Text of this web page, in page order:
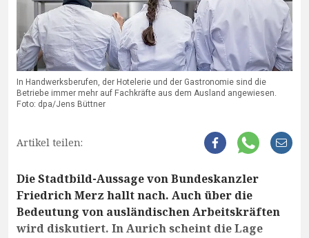
In Handwerksberufen, der Hotelerie und der Gastronomie sind die
Betriebe immer mehr auf Fachkräfte aus dem Ausland angewiesen.
Foto: dpa/Jens Büttner
Artikel teilen:
Die Stadtbild-Aussage von Bundeskanzler
Friedrich Merz hallt nach. Auch über die
Bedeutung von ausländischen Arbeitskräften
wird diskutiert. In Aurich scheint die Lage